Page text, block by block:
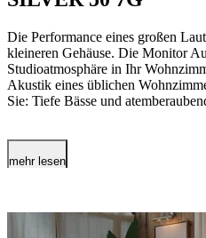
Die Performance eines großen
kleineren Gehäuse. Die Monitor
Studioatmosphäre in Ihr
Akustik eines üblichen
Sie: Tiefe Bässe und
mehr lesen